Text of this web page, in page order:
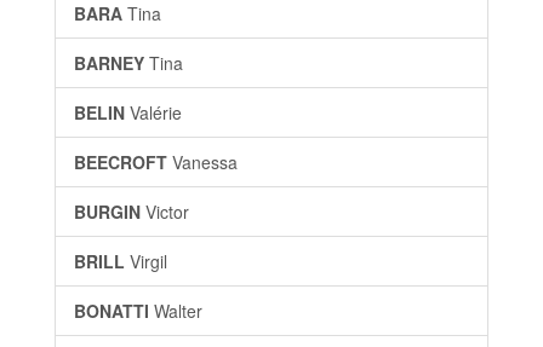
BARA Tina
BARNEY Tina
BELIN Valérie
BEECROFT Vanessa
BURGIN Victor
BRILL Virgil
BONATTI Walter